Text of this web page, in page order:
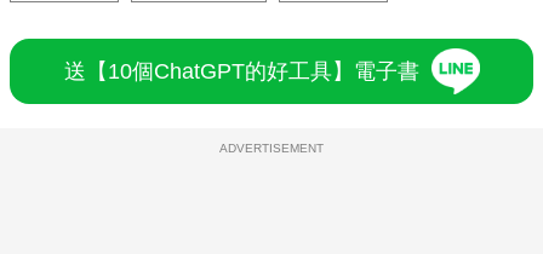
送【10個ChatGPT的好工具】電子書
ADVERTISEMENT